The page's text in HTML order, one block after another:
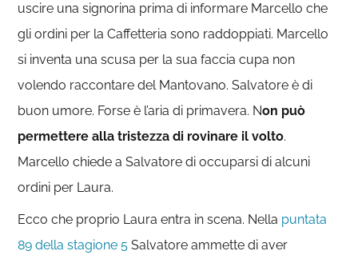
uscire una signorina prima di informare Marcello che
gli ordini per la Caffetteria sono raddoppiati. Marcello
si inventa una scusa per la sua faccia cupa non
volendo raccontare del Mantovano. Salvatore è di
buon umore. Forse è l’aria di primavera. Non può
permettere alla tristezza di rovinare il volto.
Marcello chiede a Salvatore di occuparsi di alcuni
ordini per Laura.
Ecco che proprio Laura entra in scena. Nella puntata
89 della stagione 5 Salvatore ammette di aver